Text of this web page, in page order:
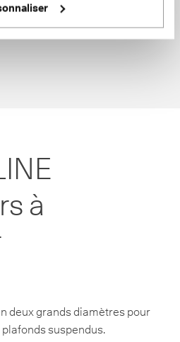
à
deux grands diamètres pour
suspendus.